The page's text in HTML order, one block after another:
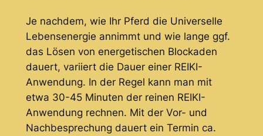
Je nachdem, wie Ihr Pferd die Universelle
Lebensenergie annimmt und wie lange ggf.
das Lösen von energetischen Blockaden
dauert, variiert die Dauer einer REIKI-
Anwendung. In der Regel kann man mit
etwa 30-45 Minuten der reinen REIKI-
Anwendung rechnen. Mit der Vor- und
Nachbesprechung dauert ein Termin ca.